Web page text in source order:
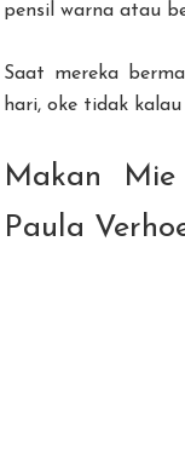
pensil warna atau
Saat mereka
hari, oke tidak
Makan
Paula